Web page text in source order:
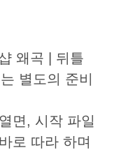
왜곡 | 뒤틀
별도의 준비
면, 시작 파일
로 따라 하며